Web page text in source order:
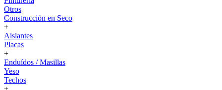
Otros
Construcción en Seco
+
Aislantes
Placas
+
Enduídos / Masillas
Yeso
Techos